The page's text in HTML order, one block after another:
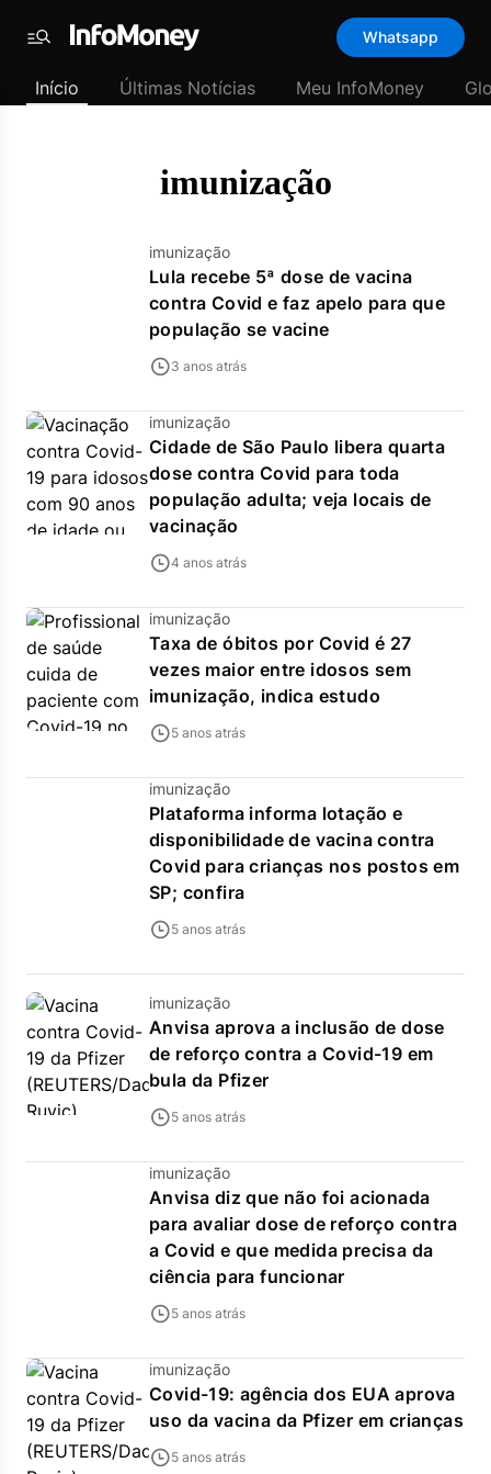
padrão
Últimas
Menu
Whatsapp
Início Últimas Notícias Meu InfoMoney
imunização
imunização
Lula recebe 5ª dose de vacina
contra Covid e faz apelo para que
população se vacine
3 anos atrás
imunização
Cidade de São Paulo libera quarta
dose contra Covid para toda
população adulta; veja locais de
vacinação
4 anos atrás
imunização
Taxa de óbitos por Covid é 27
vezes maior entre idosos sem
imunização, indica estudo
5 anos atrás
imunização
Plataforma informa lotação e
disponibilidade de vacina contra
Covid para crianças nos postos em
SP; confira
5 anos atrás
imunização
Anvisa aprova a inclusão de dose
de reforço contra a Covid-19 em
bula da Pfizer
5 anos atrás
imunização
Anvisa diz que não foi acionada
para avaliar dose de reforço contra
a Covid e que medida precisa da
ciência para funcionar
5 anos atrás
imunização
Covid-19: agência dos EUA aprova
uso da vacina da Pfizer em crianças
5 anos atrás